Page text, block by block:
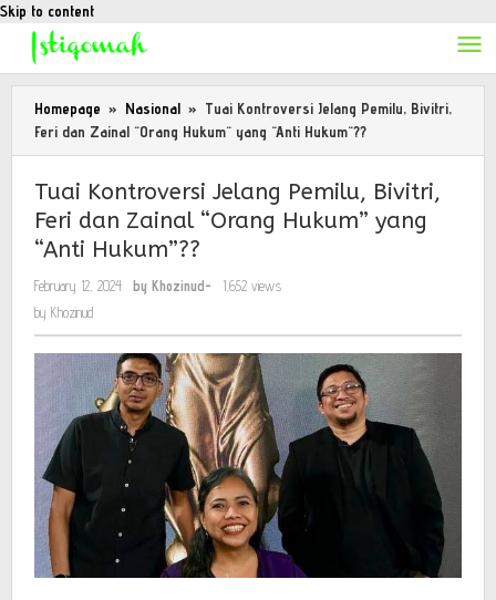
Skip to content
Homepage » Nasional » Tuai Kontroversi Jelang Pemilu, Bivitri,
Feri dan Zainal "Orang Hukum" yang "Anti Hukum"??
Tuai Kontroversi Jelang Pemilu, Bivitri,
Feri dan Zainal “Orang Hukum” yang
“Anti Hukum”??
February 12, 2024 by Khozinud-
1,652 views
by Khozinud